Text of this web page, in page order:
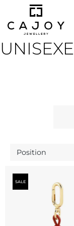
principal
UNISEXE
SALE